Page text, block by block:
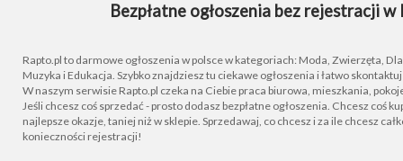
Bezpłatne ogłoszenia bez rejestracji w
Rapto.pl to darmowe ogłoszenia w polsce w kategoriach: Moda, Zwierzęta, Dla
Muzyka i Edukacja. Szybko znajdziesz tu ciekawe ogłoszenia i łatwo
W naszym serwisie Rapto.pl czeka na Ciebie praca biurowa, mieszkania,
Jeśli chcesz coś sprzedać - prosto dodasz bezpłatne ogłoszenia. Chcesz coś
najlepsze okazje, taniej niż w sklepie. Sprzedawaj, co chcesz i za ile chcesz
konieczności rejestracji!